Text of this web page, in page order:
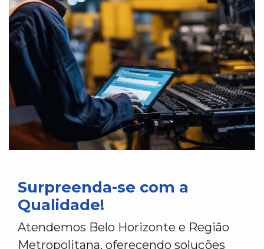
Surpreenda-se com a
Qualidade!
Atendemos Belo Horizonte e Região
Metropolitana, oferecendo soluções